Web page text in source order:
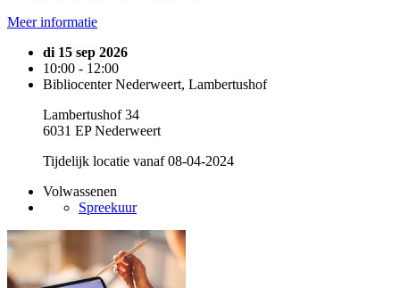
Meer informatie
di 15 sep 2026
10:00 - 12:00
Bibliocenter Nederweert, Lambertushof
Lambertushof 34
6031 EP Nederweert
Tijdelijk locatie vanaf 08-04-2024
Volwassenen
Spreekuur